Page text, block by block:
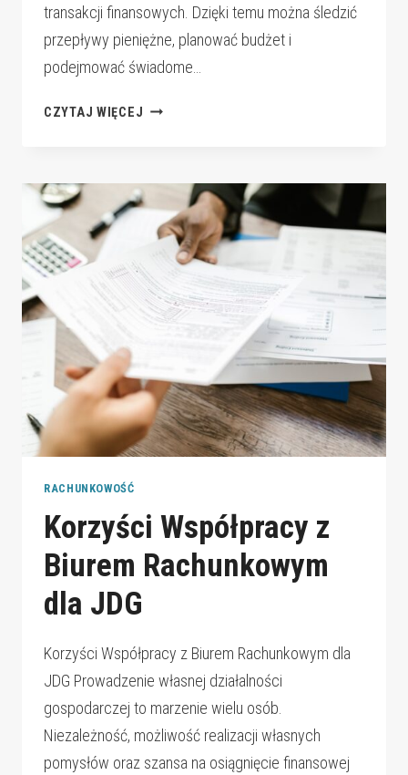
transakcji finansowych. Dzięki temu można śledzić
przepływy pieniężne, planować budżet i
podejmować świadome…
CZYTAJ WIĘCEJ PORADY
PRZEDSIĘBIORCÓW
RACHUNKOWOŚĆ
Korzyści Współpracy z
Biurem Rachunkowym
dla JDG
Korzyści Współpracy z Biurem Rachunkowym dla
JDG Prowadzenie własnej działalności
gospodarczej to marzenie wielu osób.
Niezależność, możliwość realizacji własnych
pomysłów oraz szansa na osiągnięcie finansowej